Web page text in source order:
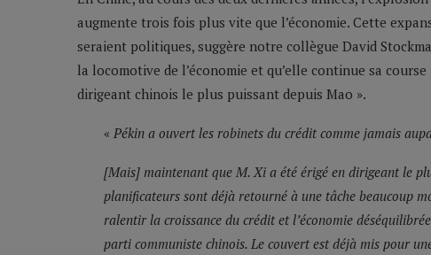
augmente trois fois plus vite que l’économie. Cette
seraient politiques, suggère notre collègue David
la locomotive de l’économie et qu’elle continue sa
dirigeant chinois le plus puissant depuis Mao ».
« Pékin a ouvert les robinets du crédit comme jamais
[Mais] maintenant que M. Xi a été érigé en dirigeant le
planificateurs sont déjà retourné à une tâche beaucoup
ralentir la croissance du crédit et l’économie
parti communiste chinois. Le couvert est déjà mis pour